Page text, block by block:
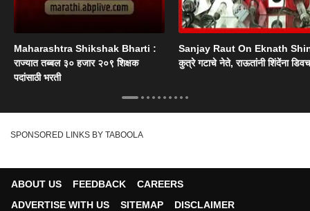
Maharashtra Shikshak Bharti :
राज्यात तब्बल ३० हजार २०९ शिक्षक
पदांसाठी भरती
Sanjay Raut On Eknath
कुत्रे गटाचे नेते, राऊतांनी शिंदेंना
SPONSORED LINKS BY TABOOLA
ABOUT US FEEDBACK
CAREERS
ADVERTISE WITH US
SITEMAP
DISCLAIMER